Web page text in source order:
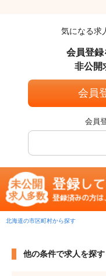
気になる求
会員登録
非公開
会員
会員
北海道の市区町村から探す
他の条件で求人を探す